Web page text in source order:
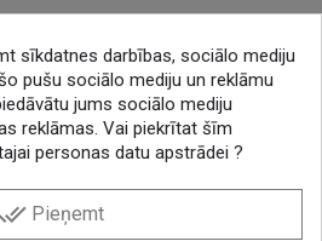
sīkdatnes darbības, sociālo mediju
pušu sociālo mediju un reklāmu
jums sociālo mediju
reklāmas. Vai piekrītat šīm
personas datu apstrādei ?
Pieņemt